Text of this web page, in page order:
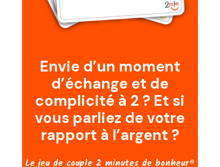
Envie d’un moment
d’échange et de
complicité à 2 ? Et si
vous parliez de votre
rapport à l’argent ?
Le jeu de couple 2 minutes de bonheur®